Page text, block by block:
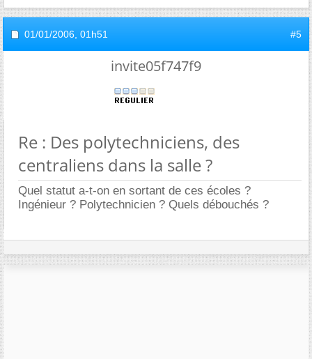
01/01/2006, 01h51 #5
invite05f747f9
Re : Des polytechniciens, des
centraliens dans la salle ?
Quel statut a-t-on en sortant de ces écoles ?
Ingénieur ? Polytechnicien ? Quels débouchés ?